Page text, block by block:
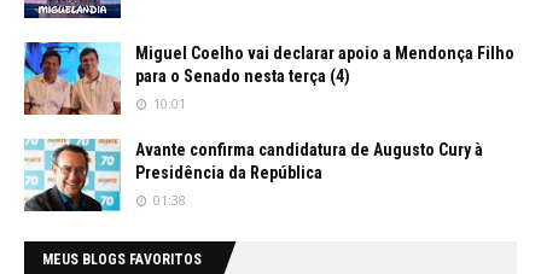
Miguel Coelho vai declarar apoio a Mendonça Filho
para o Senado nesta terça (4)
10:01
Avante confirma candidatura de Augusto Cury à
Presidência da República
01:38
MEUS BLOGS FAVORITOS